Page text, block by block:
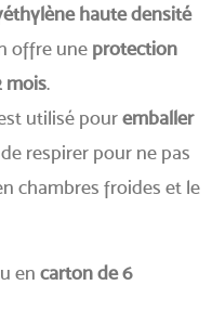
haute densité
offre une protection
mois.
utilisé pouremballer
respirer pour ne pas
chambres froides et le
en carton de 6